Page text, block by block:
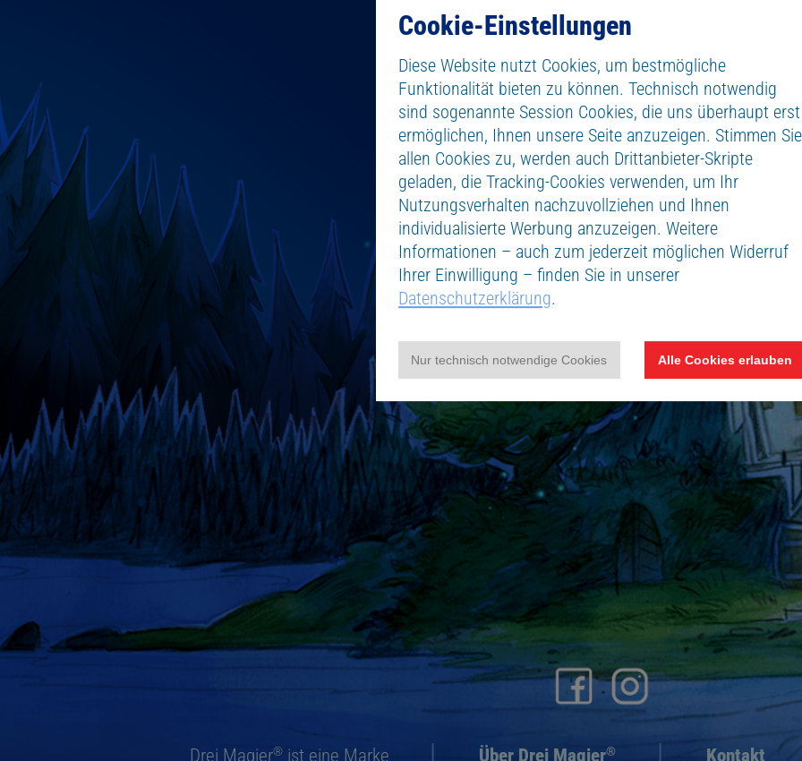
Cookie-Einstellungen
Diese Website nutzt Cookies, um bestmögliche
Funktionalität bieten zu können. Technisch notwendig
sind sogenannte Session Cookies, die uns überhaupt erst
ermöglichen, Ihnen unsere Seite anzuzeigen. Stimmen Sie
allen Cookies zu, werden auch Drittanbieter-Skripte
geladen, die Tracking-Cookies verwenden, um Ihr
Nutzungsverhalten nachzuvollziehen und Ihnen
individualisierte Werbung anzuzeigen. Weitere
Informationen – auch zum jederzeit möglichen Widerruf
Ihrer Einwilligung – finden Sie in unserer
Datenschutzerklärung.
Nur technisch notwendige Cookies Alle Cookies erlauben
Drei Magier®ist eine Marke Über Drei Magier® Kontakt